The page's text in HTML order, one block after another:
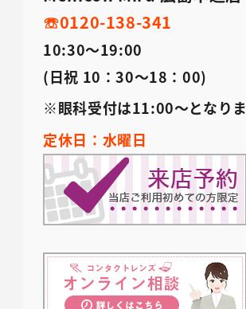
☏0120-138-341
10:30～19:00
(日祝 10：30～18：00)
※眼科受付は11:00～となり
定休日：水曜日